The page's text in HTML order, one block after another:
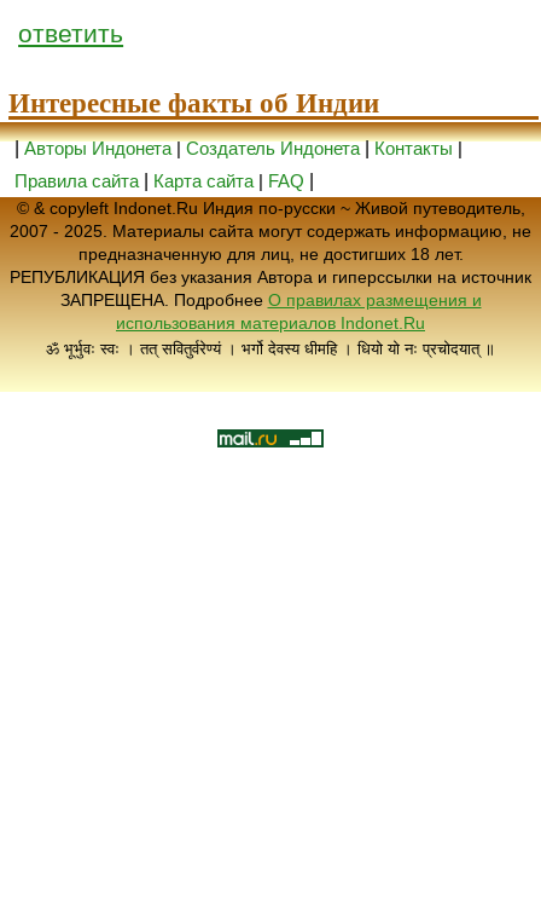
ответить
Интересные факты об Индии
|Авторы Индонета|Создатель Индонета|Контакты|
Правила сайта
Карта сайта | FAQ
© & copyleft Indonet.Ru Индия по-русски ~ Живой путеводитель,
2007 - 2025. Материалы сайта могут содержать информацию, не
предназначенную для лиц, не достигших 18 лет.
РЕПУБЛИКАЦИЯ без указания Автора и гиперссылки на источник
ЗАПРЕЩЕНА. Подробнее О правилах размещения и
использования материалов Indonet.Ru
ॐ भूर्भुवः स्वः । तत् सवितुर्वरेण्यं । भर्गो देवस्य धीमहि । धियो यो नः प्रचोदयात् ॥